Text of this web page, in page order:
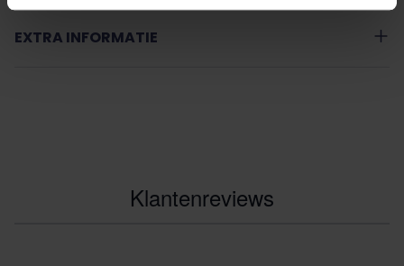
EXTRA INFORMATIE
Klantenreviews